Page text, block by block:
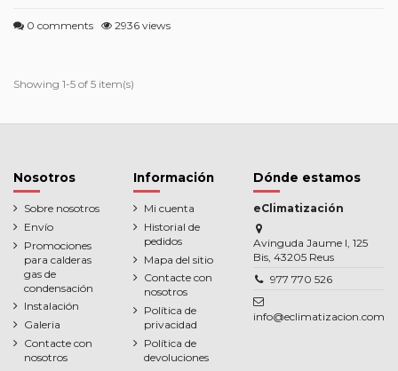
0 comments 2936 views
Showing 1-5 of 5 item(s)
Nosotros
Sobre nosotros
Envío
Promociones
para calderas
gas de
condensación
Instalación
Galeria
Contacte con
nosotros
Información
Mi cuenta
Historial de
pedidos
Mapa del sitio
Contacte con
nosotros
Política de
privacidad
Política de
devoluciones
Dónde estamos
eClimatización
Avinguda Jaume I, 125
Bis, 43205 Reus
977 770 526
info@eclimatizacion.com